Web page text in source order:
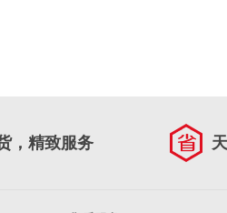
，精致服务